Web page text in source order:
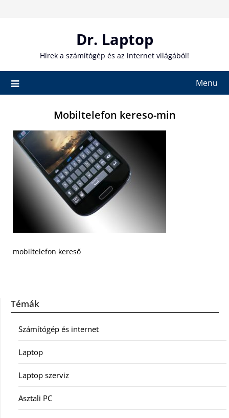
Dr. Laptop
Hírek a számítógép és az internet világából!
Menu
Mobiltelefon kereso-min
mobiltelefon kereső
Témák
Számítógép és internet
Laptop
Laptop szerviz
Asztali PC